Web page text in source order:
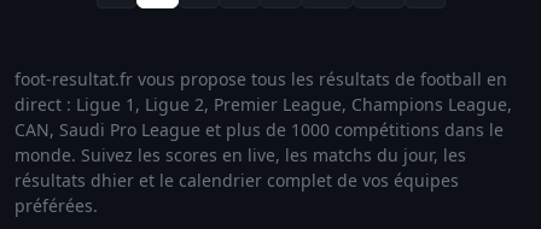
foot-resultat.fr vous propose tous les résultats de football en
direct : Ligue 1, Ligue 2, Premier League, Champions League,
CAN, Saudi Pro League et plus de 1000 compétitions dans le
monde. Suivez les scores en live, les matchs du jour, les
résultats dhier et le calendrier complet de vos équipes
préférées.